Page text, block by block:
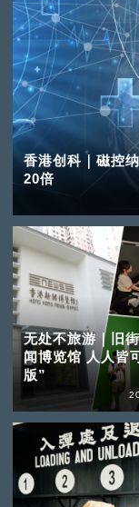
香港创科｜磁控
20倍
无处不旅游｜旧
闻博览馆 人人皆
版”